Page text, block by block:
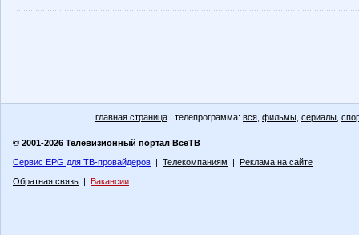
главная страница | телепрограмма: вся фильмы сериалы
© 2001-2026 Телевизионный портал ВсёТВ
Сервис EPG для ТВ-провайдеров | Телекомпаниям | Реклама на сайте
Обратная связь | Вакансии